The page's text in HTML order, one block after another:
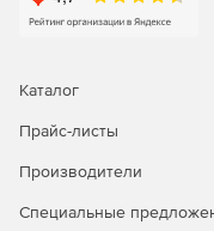
Bitcrusher wizardFX
счет более
Каталог
Прайс-листы
Производители
Специальные